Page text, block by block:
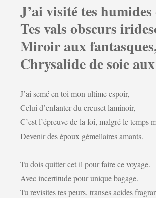
J’ai visité tes
Tes vals obscurs
Miroir aux
Chrysalide de soie
J’ai semé en toi mon ultime espoir,
Celui d’enfanter du creuset laminoir,
C’est l’épreuve de la foi, malgré le temps
Devenir des époux gémellaires amants.
Tu dois quitter cet il pour faire ce voyage.
Avec incertitude pour unique bagage.
Tu revisites tes peurs, transes acides